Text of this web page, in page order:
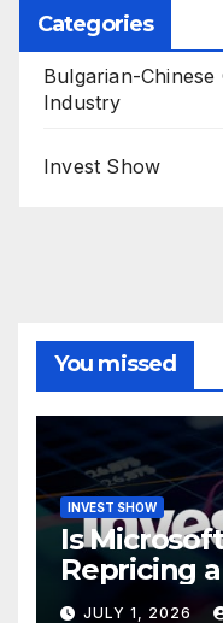
Categories
Bulgarian-
Industry
Invest Show
You missed
INVEST SHOW
Is
Repricing
JULY 1, 2026